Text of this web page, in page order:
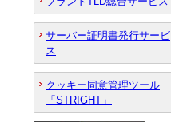
サーバー証明書発行サービ
ス
クッキー同意管理ツール
「STRIGHT」